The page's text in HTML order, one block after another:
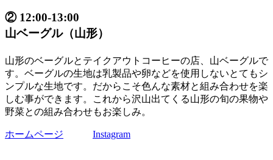
② 12:00-13:00
山ベーグル（山形）
山形のベーグルとテイクアウトコーヒーの店、山ベーグルで
す。ベーグルの生地は乳製品や卵などを使用しないとてもシ
ンプルな生地です。だからこそ色んな素材と組み合わせを楽
しむ事ができます。これから沢山出てくる山形の旬の果物や
野菜との組み合わせもお楽しみ。
ホームページ Instagram